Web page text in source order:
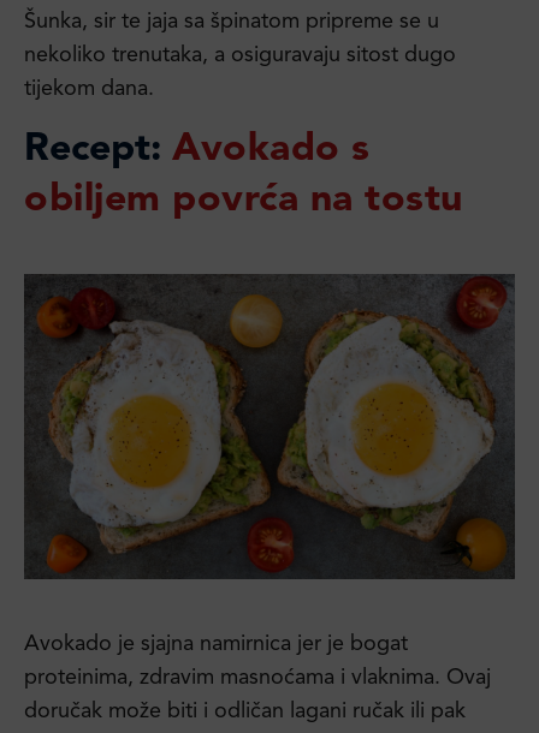
Šunka, sir te jaja sa špinatom pripreme se u
nekoliko trenutaka, a osiguravaju sitost dugo
tijekom dana.
Recept: Avokado s
obiljem povrća na tostu
Avokado je sjajna namirnica jer je bogat
proteinima, zdravim masnoćama i vlaknima. Ovaj
doručak može biti i odličan lagani ručak ili pak